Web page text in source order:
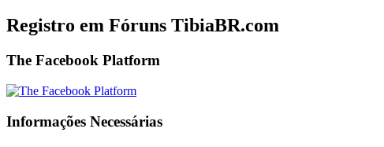
Registro em Fóruns TibiaBR.com
The Facebook Platform
Informações Necessárias